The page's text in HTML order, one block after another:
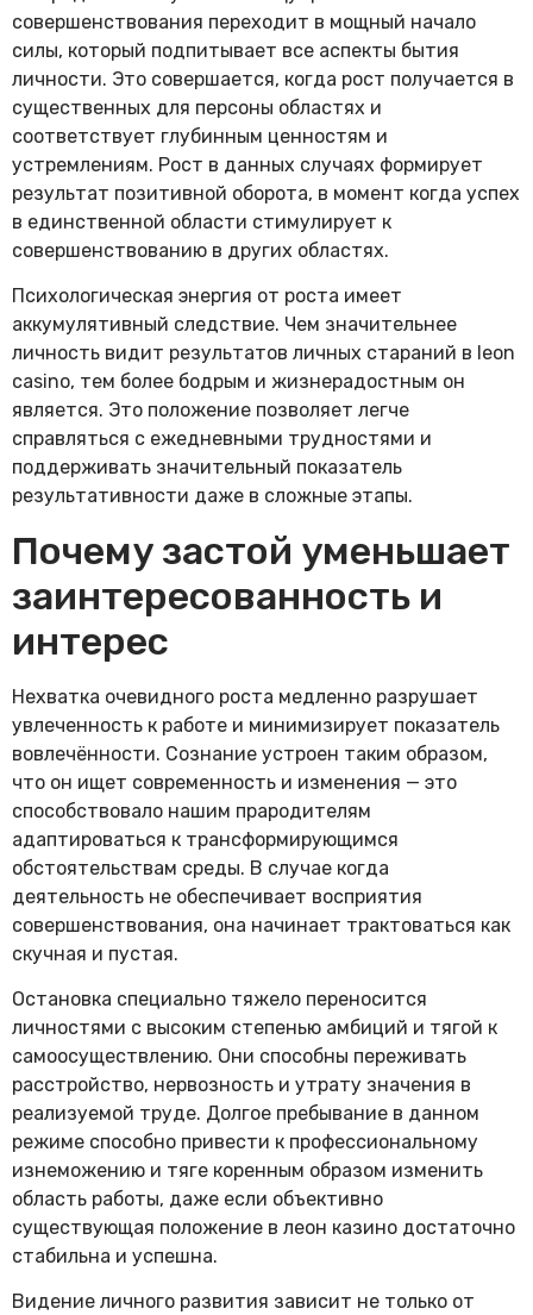
совершенствования переходит в мощный начало
силы, который подпитывает все аспекты бытия
личности. Это совершается, когда рост получается в
существенных для персоны областях и
соответствует глубинным ценностям и
устремлениям. Рост в данных случаях формирует
результат позитивной оборота, в момент когда успех
в единственной области стимулирует к
совершенствованию в других областях.
Психологическая энергия от роста имеет
аккумулятивный следствие. Чем значительнее
личность видит результатов личных стараний в leon
casino, тем более бодрым и жизнерадостным он
является. Это положение позволяет легче
справляться с ежедневными трудностями и
поддерживать значительный показатель
результативности даже в сложные этапы.
Почему застой уменьшает
заинтересованность и
интерес
Нехватка очевидного роста медленно разрушает
увлеченность к работе и минимизирует показатель
вовлечённости. Сознание устроен таким образом,
что он ищет современность и изменения — это
способствовало нашим прародителям
адаптироваться к трансформирующимся
обстоятельствам среды. В случае когда
деятельность не обеспечивает восприятия
совершенствования, она начинает трактоваться как
скучная и пустая.
Остановка специально тяжело переносится
личностями с высоким степенью амбиций и тягой к
самоосуществлению. Они способны переживать
расстройство, нервозность и утрату значения в
реализуемой труде. Долгое пребывание в данном
режиме способно привести к профессиональному
изнеможению и тяге коренным образом изменить
область работы, даже если объективно
существующая положение в леон казино достаточно
стабильна и успешна.
Видение личного развития зависит не только от